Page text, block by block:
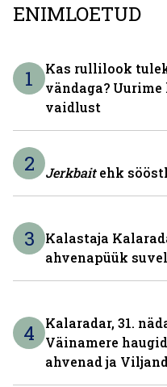
ENIMLOETUD
1
Kas rullilook
vändaga?
vaidlust
2 Jerkbaitehk
3
Kalastaja
ahvenapüük
4
Kalaradar, 31.
Väinamere
ahvenad ja